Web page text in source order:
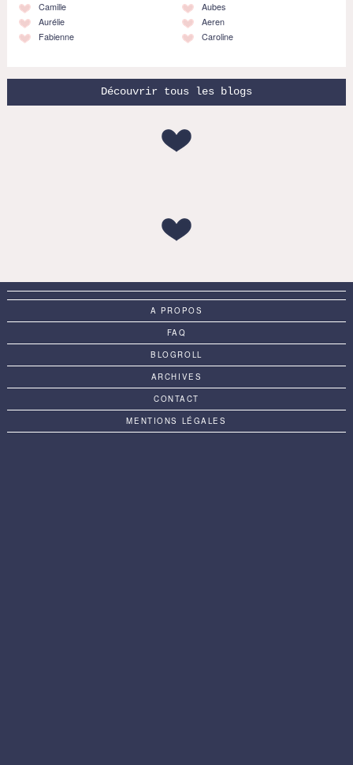
Camille
Aurélie
Fabienne
Aubes
Aeren
Caroline
Découvrir tous les blogs
A PROPOS
FAQ
BLOGROLL
ARCHIVES
CONTACT
MENTIONS LÉGALES